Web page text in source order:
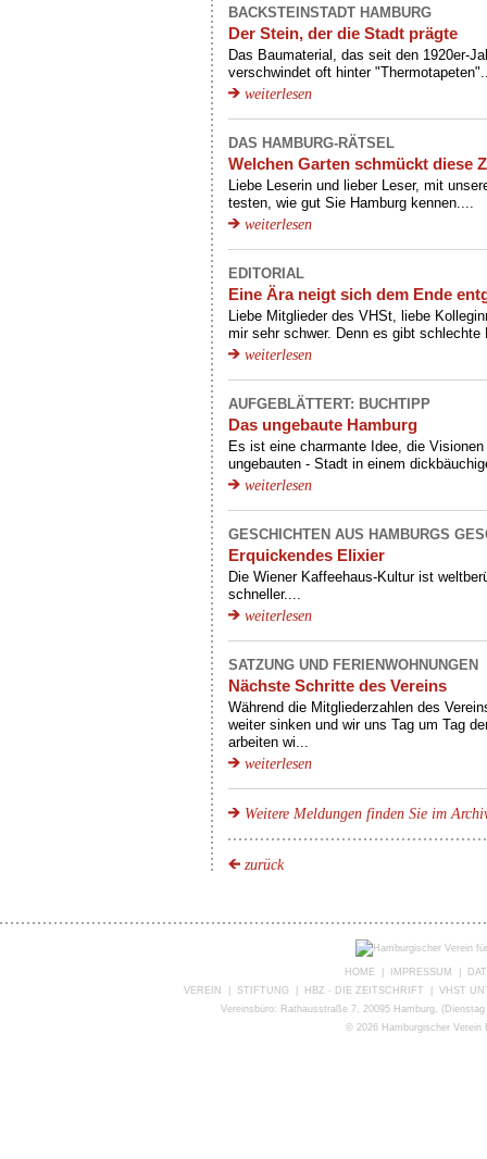
BACKSTEINSTADT HAMBURG
Der Stein, der die Stadt prägte
Das Baumaterial, das seit den 1920er-
verschwindet oft hinter
weiterlesen
DAS HAMBURG-RÄTSEL
Welchen Garten schmückt diese
Liebe Leserin und lieber Leser, mit
testen, wie gut Sie Hamburg kennen....
weiterlesen
EDITORIAL
Eine Ära neigt sich dem Ende
Liebe Mitglieder des VHSt, liebe
mir sehr schwer. Denn es gibt
weiterlesen
AUFGEBLÄTTERT: BUCHTIPP
Das ungebaute Hamburg
Es ist eine charmante Idee, die
ungebauten - Stadt in einem
weiterlesen
GESCHICHTEN AUS HAMBURGS
Erquickendes Elixier
Die Wiener Kaffeehaus-Kultur ist
schneller....
weiterlesen
SATZUNG UND FERIENWOHNUNGEN
Nächste Schritte des Vereins
Während die Mitgliederzahlen des
weiter sinken und wir uns Tag um Tag
arbeiten wi...
weiterlesen
Weitere Meldungen finden Sie im
zurück
HOME IMPRESSUM
VEREIN
STIFTUNG HBZ - DIE ZEITSCHRIFT
VHST
Vereinsbüro: Rathausstraße 7, 20095 Hamburg,
©2026 Hamburgischer